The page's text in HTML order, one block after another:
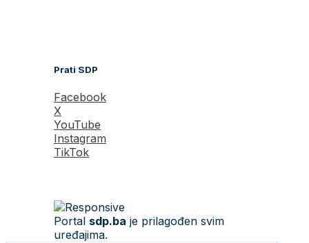
Prati SDP
Facebook
X
YouTube
Instagram
TikTok
Portal sdp.ba je prilagođen svim
uređajima.